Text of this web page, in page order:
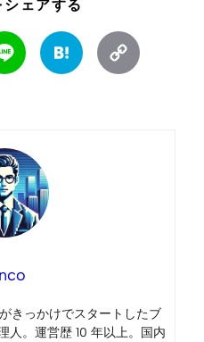
ェアする
Line Hatena
きっかけでスタートしたブ
人。運営歴 10 年以上。国内